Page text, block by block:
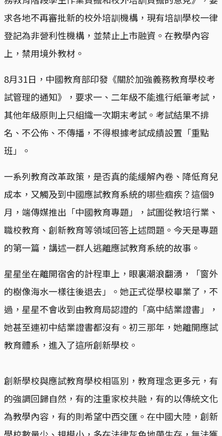
求各地不再審批新的校外培訓機構，現有培訓學校一律
登記為非營利性機構，並禁止上市融資。在教學內容
上，禁用境外教材。
8月31日，中國教育部印發《關於加強義務教育學校考
試管理的通知》，要求一、二年級不能進行紙筆考試，
其他年級原則上只組織一次期末考試。考試結果不排
名、不公佈、不傳播，不得根據考試成績設置「重點
班」。
一系列教育改革政策，是否真的能緩解內卷、降低育兒
成本，又觸及到中國應試教育系統的哪些痼疾？這個9
月，端傳媒推出「中國教育專題」，試圖從教培行業、
職校教育、創新教育等領域回答上述問題。今天是專題
的第一篇，講述一群人逃離應試教育系統的故事。
星星坐在離開宿舍的計程車上，眼裏潮浪翻湧，「窗外
的樹像海水一樣往後退去」。她正式從學校畢業了，不
過，星星不會收到由教育局認證的「高中結業證書」，
她甚至連初中結業證書都沒有。初三那年，她離開應試
教育體系，進入了這所創新學校。
創新學校與應試教育學校相區別，教育理念更多元，有
的強調回歸自然，有的注重家校共融，有的以傳統文化
為教學內容，有的則希望中西交匯。在中國大陸，創新